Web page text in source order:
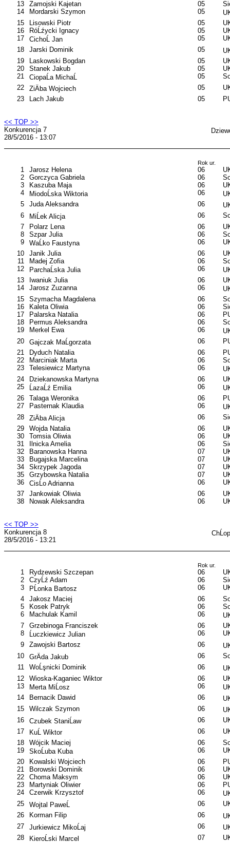
13
Zamojski Kajetan 05
14
Mordarski Szymon 05
15
Lisowski Piotr 05
16
RóĹźycki Ignacy 05
17
CichoĹ Jan 05
18
Jarski Dominik 05
19
Laskowski Bogdan 05
20
Stanek Jakub 05
21
CiopaĹa MichaĹ 05
22
ZiÄba Wojciech 05
23
Lach Jakub 05
<< TOP >>
Konkurencja 7
28/5/2016 - 13:07
Rok ur.
1 Jarosz Helena 06
2
Gorczyca Gabriela 06
3
Kaszuba Maja 06
4
MiodoĹska Wiktoria 06
5
Juda Aleksandra 06
6
MiĹek Alicja 06
7
Polarz Lena 06
8
Szpar Julia 06
9
WaĹko Faustyna 06
10
Janik Julia 06
11
Madej Zofia 06
12
ParchaĹska Julia 06
13
Iwaniuk Julia 06
14
Jarosz Zuzanna 06
15
Szymacha Magdalena 06
16
Kaleta Oliwia 06
17
Palarska Natalia 06
18
Permus Aleksandra 06
19
Merkel Ewa 06
20
Gajczak MaĹgorzata 06
21
Dyduch Natalia 06
22
Marciniak Marta 06
23
Telesiewicz Martyna 06
24
Dziekanowska Martyna 06
25
ĹazaĹź Emilia 06
26
Talaga Weronika 06
27
Pasternak Klaudia 06
28
ZiÄba Alicja 06
29
Wojda Natalia 06
30
Tomsia Oliwia 06
31
Ilnicka Amelia 06
32
Baranowska Hanna 07
33
Bugajska Marcelina 07
34
Skrzypek Jagoda 07
35
Grzybowska Natalia 07
36
CisĹo Adrianna 06
37
Jankowiak Oliwia 06
38
Nowak Aleksandra 06
<< TOP >>
Konkurencja 8
28/5/2016 - 13:21
Rok ur.
1 Rydzewski Szczepan 06
2
CzyĹź Adam 06
3
PĹonka Bartosz 06
4
Jakosz Maciej 06
5
Kosek Patryk 06
6
Machulak Kamil 06
7
Grzebinoga Franciszek 06
8
Ĺuczkiewicz Julian 06
9
Zawojski Bartosz 06
10
GrÄda Jakub 06
11
WoĹşnicki Dominik 06
12
Wioska-Kaganiec Wiktor 06
13
Merta MiĹosz 06
14
Bernacik Dawid 06
15
Wilczak Szymon 06
16
Czubek StaniĹaw 06
17
KuĹ Wiktor 06
18
Wójcik Maciej 06
19
SkoĹuba Kuba 06
20
Kowalski Wojciech 06
21
Borowski Dominik 06
22
Choma Maksym 06
23
Martyniak Oliwier 06
24
Czerwik Krzysztof 06
25
Wojtal PaweĹ 06
26
Korman Filip 06
27
Jurkiewicz MikoĹaj 06
28
KieroĹski Marcel 07